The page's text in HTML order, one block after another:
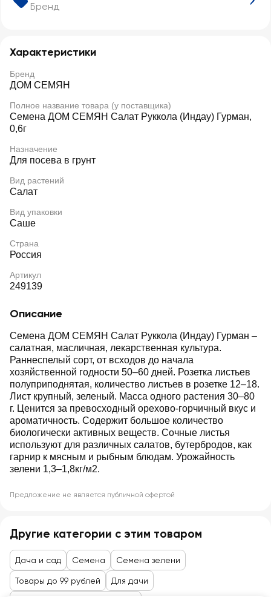
Бренд
Характеристики
Бренд
ДОМ СЕМЯН
Полное название товара (у поставщика)
Семена ДОМ СЕМЯН Салат Руккола (Индау) Гурман,
0,6г
Назначение
Для посева в грунт
Вид растений
Салат
Вид упаковки
Саше
Страна
Россия
Артикул
249139
Описание
Семена ДОМ СЕМЯН Салат Руккола (Индау) Гурман –
салатная, масличная, лекарственная культура.
Раннеспелый сорт, от всходов до начала
хозяйственной годности 50–60 дней. Розетка листьев
полуприподнятая, количество листьев в розетке 12–18.
Лист крупный, зеленый. Масса одного растения 30–80
г. Ценится за превосходный орехово-горчичный вкус и
ароматичность. Содержит большое количество
биологически активных веществ. Сочные листья
используют для различных салатов, бутербродов, как
гарнир к мясным и рыбным блюдам. Урожайность
зелени 1,3–1,8кг/м2.
Предложение не является публичной офертой
Другие категории с этим товаром
Дача и сад Семена Семена зелени
Товары до 99 рублей Для дачи